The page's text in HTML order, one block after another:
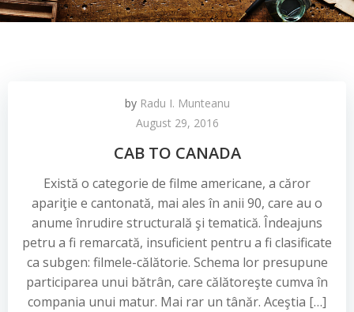
by Radu I. Munteanu
August 29, 2016
CAB TO CANADA
Există o categorie de filme americane, a căror
apariţie e cantonată, mai ales în anii 90, care au o
anume înrudire structurală şi tematică. Îndeajuns
petru a fi remarcată, insuficient pentru a fi clasificate
ca subgen: filmele-călătorie. Schema lor presupune
participarea unui bătrân, care călătoreşte cumva în
compania unui matur. Mai rar un tânăr. Aceştia […]